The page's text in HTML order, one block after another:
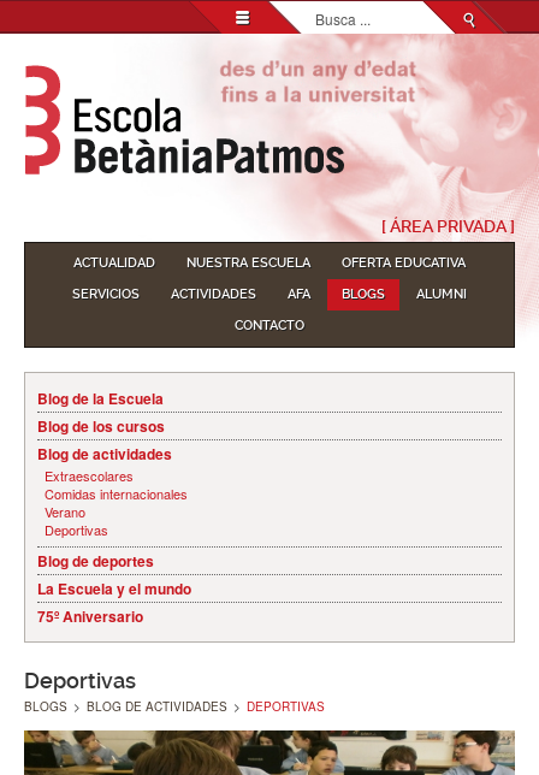
Buscar...
[ ÁREA PRIVADA ]
ACTUALIDAD NUESTRA ESCUELA
OFERTA EDUCATIVA
SERVICIOS
ACTIVIDADES AFA BLOGS
ALUMNI
CONTACTO
Blog de la Escuela
Blog de los cursos
Blog de actividades
Extraescolares
Comidas internacionales
Verano
Deportivas
Blog de deportes
La Escuela y el mundo
75º Aniversario
Deportivas
BLOGS > BLOG DE ACTIVIDADES > DEPORTIVAS